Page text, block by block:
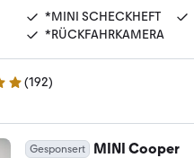
*MINI SCHECKHEFT
*RÜCKFAHRKAMERA
(192)
Gesponsert MINI Cooper